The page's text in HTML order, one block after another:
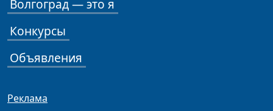
Волгоград — это я
Конкурсы
Объявления
Реклама